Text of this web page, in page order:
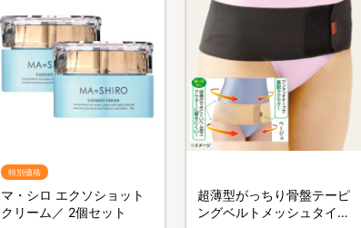
特別価格
マ・シロ エクソショット
クリーム／ 2個セット
超薄型がっちり骨盤テーピ
ングベルトメッシュタイプ